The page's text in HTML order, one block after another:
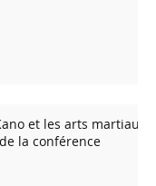
et les arts martiaux
la conférence